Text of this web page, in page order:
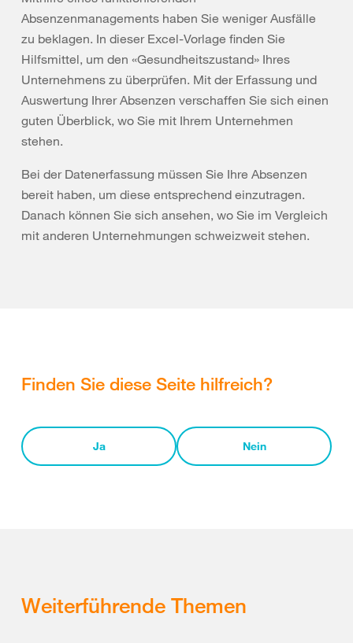
Absenzenmanagements haben Sie weniger Ausfälle
zu beklagen. In dieser Excel-Vorlage finden Sie
Hilfsmittel, um den «Gesundheitszustand» Ihres
Unternehmens zu überprüfen. Mit der Erfassung und
Auswertung Ihrer Absenzen verschaffen Sie sich einen
guten Überblick, wo Sie mit Ihrem Unternehmen
stehen.
Bei der Datenerfassung müssen Sie Ihre Absenzen
bereit haben, um diese entsprechend einzutragen.
Danach können Sie sich ansehen, wo Sie im Vergleich
mit anderen Unternehmungen schweizweit stehen.
Finden Sie diese Seite hilfreich?
Ja Nein
Weiterführende Themen